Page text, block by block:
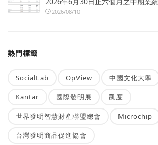
2026/08/10
熱門標籤
SocialLab OpView 中國文化大學
Kantar 國際發明展 凱度
世界發明智慧財產聯盟總會 Microchip
台灣發明商品促進協會